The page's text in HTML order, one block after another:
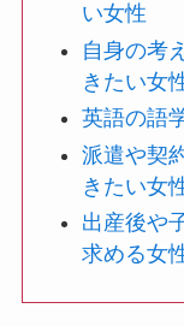
い女性
自身の考
きたい女
英語の語
派遣や契
きたい女
出産後や
求める女